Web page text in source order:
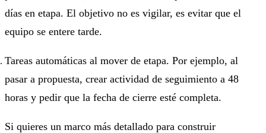
días en etapa. El objetivo no es vigilar, es evitar que el
equipo se entere tarde.
Tareas automáticas al mover de etapa. Por ejemplo, al
pasar a propuesta, crear actividad de seguimiento a 48
horas y pedir que la fecha de cierre esté completa.
Si quieres un marco más detallado para construir